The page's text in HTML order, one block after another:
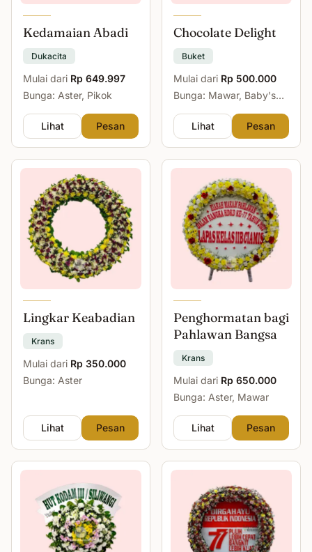
Kedamaian Abadi
Dukacita
Mulai dari Rp 649.997
Bunga: Aster, Pikok
Lihat Pesan
Chocolate Delight
Buket
Mulai dari Rp 500.000
Bunga: Mawar, Baby's
Lihat
Pesan
Lingkar Keabadian
Krans
Mulai dari Rp 350.000
Bunga: Aster
Lihat Pesan
Penghormatan bagi
Pahlawan Bangsa
Krans
Mulai dari Rp 650.000
Bunga: Aster, Mawar
Lihat Pesan